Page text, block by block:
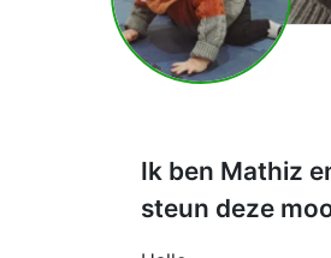
Ik ben Mathiz
steun deze